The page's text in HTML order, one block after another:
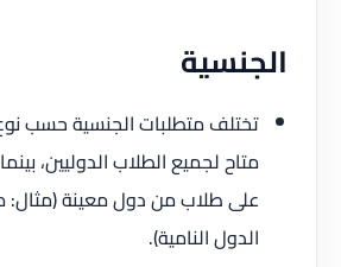
الجنسية
تختلف متطلبات الجنسية حسب
متاح لجميع الطلاب الدوليين،
الدول النامية).